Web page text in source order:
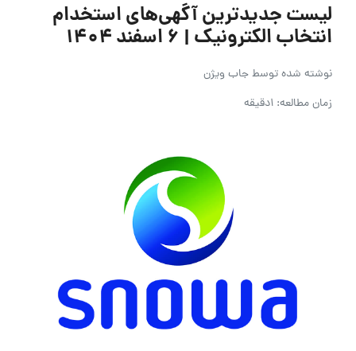
لیست جدیدترین آگهی‌های استخدام
انتخاب الکترونیک | ۶ اسفند ۱۴۰۴
نوشته شده توسطجاب ویژن
زمان مطالعه: 1دقیقه